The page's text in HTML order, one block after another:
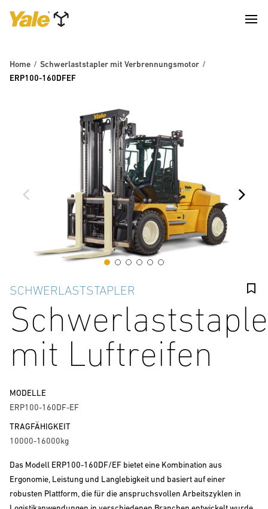
Home
Schwerlaststapler mit Verbrennungsmotor
ERP100-160DFEF
SCHWERLASTSTAPLER
mit Luftreifen
MODELLE
ERP100-160DF-EF
TRAGFÄHIGKEIT
10000-16000kg
Das Modell ERP100-160DF/EF bietet eine Kombination aus
Ergonomie, Leistung und Langlebigkeit und basiert auf einer
robusten Plattform, die für die anspruchsvollen Arbeitszyklen in